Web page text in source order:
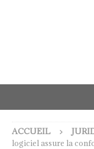
ACCUEIL
logiciel assure la